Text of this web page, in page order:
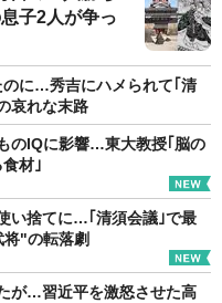
子2人が争っ
に…秀吉にハメられて｢清
哀れな末路
のIQに影響…東大教授｢脳の
材｣
い捨てに…｢清須会議｣で最
"の転落劇
が…習近平を激怒させた高